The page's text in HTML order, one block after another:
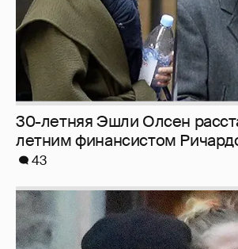
30-летняя Эшли Олсен
летним финансистом
43